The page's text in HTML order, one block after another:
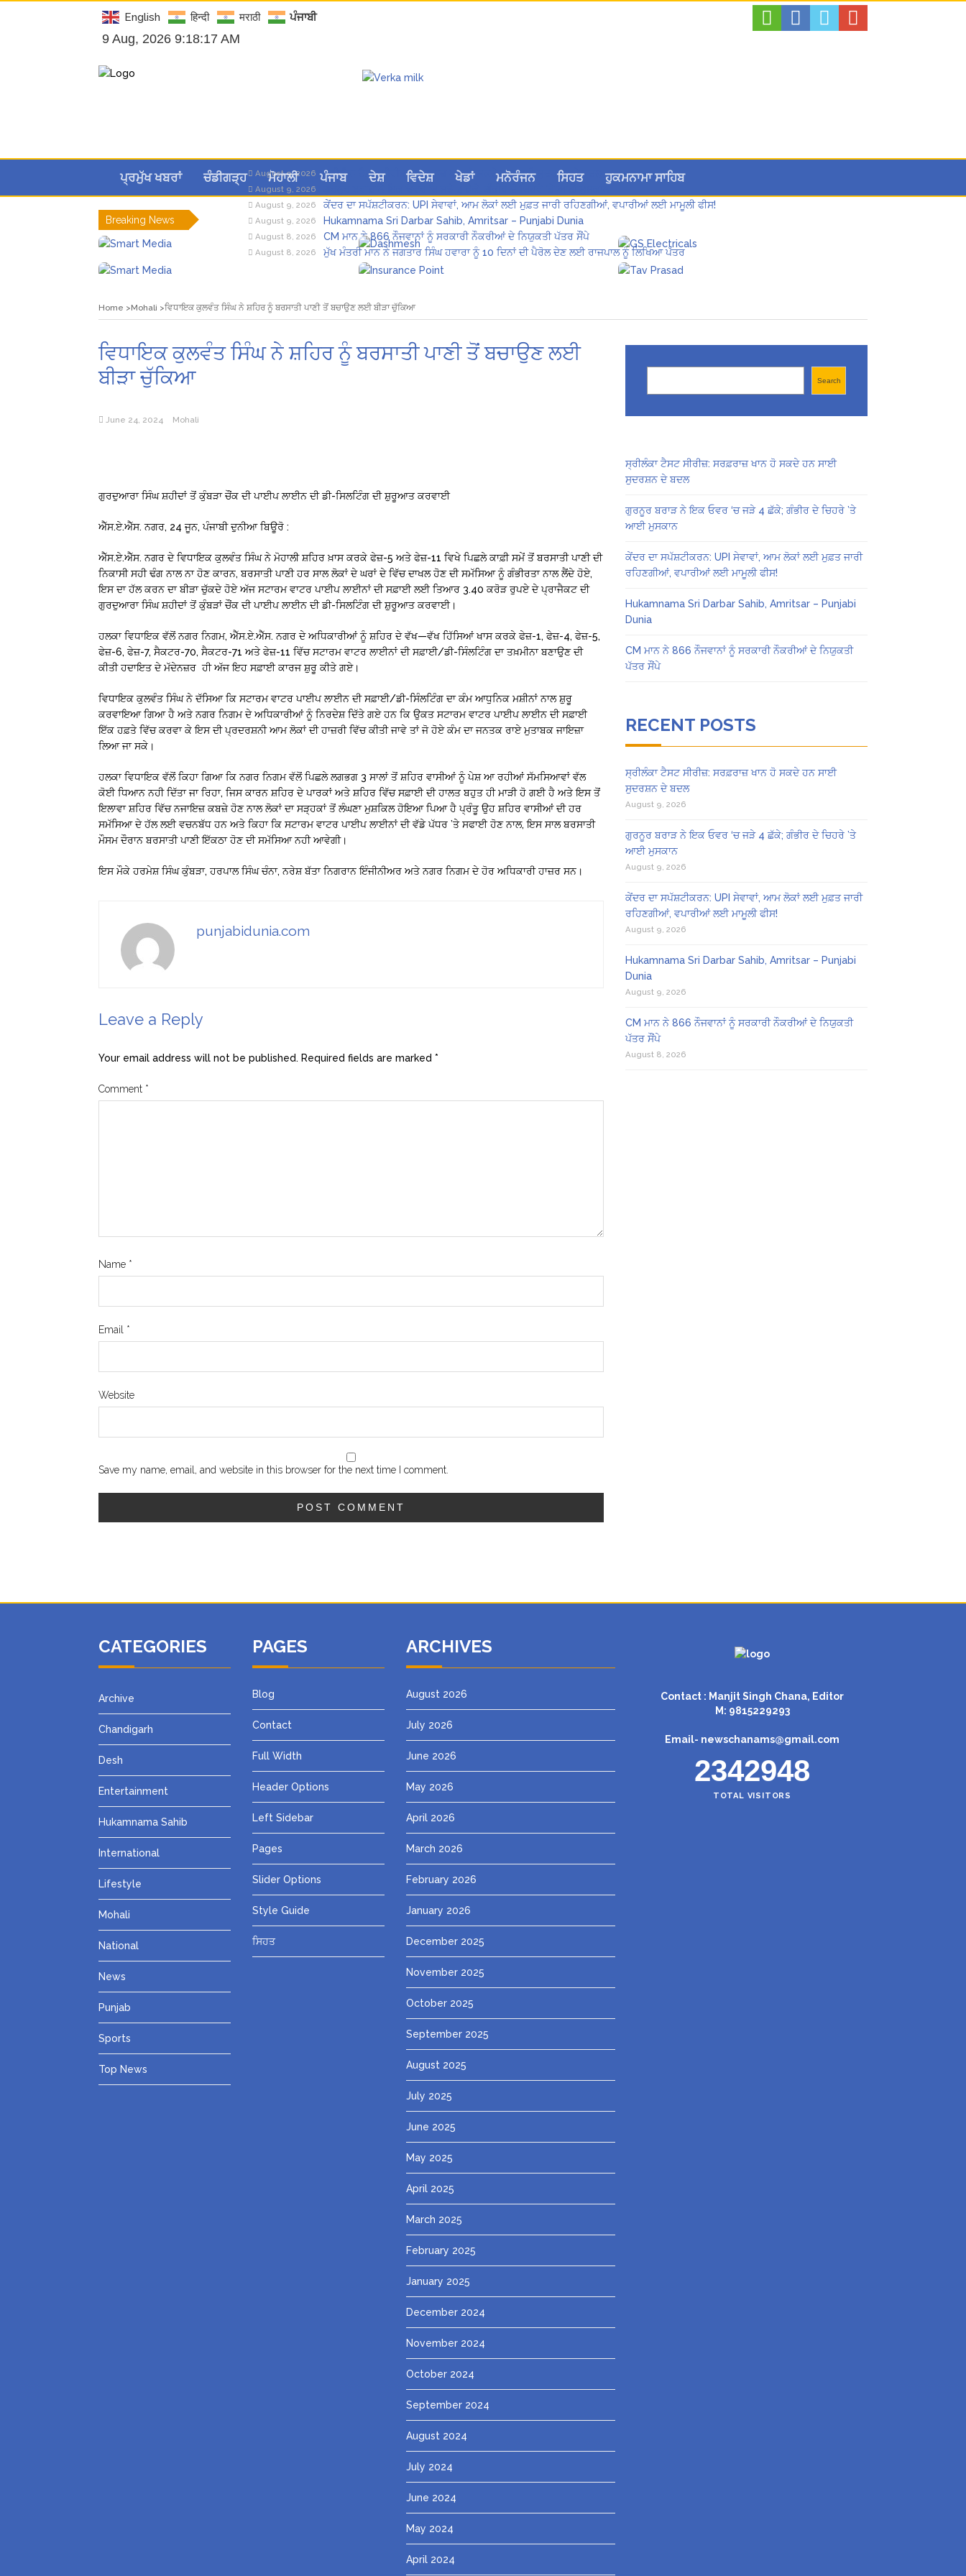
English हिन्दी मराठी ਪੰਜਾਬੀ
9 Aug, 2026 9:18:18 AM
ਪ੍ਰਮੁੱਖ ਖਬਰਾਂ ਚੰਡੀਗੜ੍ਹ ਮੋਹਾਲੀ ਪੰਜਾਬ ਦੇਸ਼ ਵਿਦੇਸ਼ ਖੇਡਾਂ ਮਨੋਰੰਜਨ ਸਿਹਤ ਹੁਕਮਨਾਮਾ ਸਾਹਿਬ
Breaking News
August 9, 2026 ਸ੍ਰੀਲੰਕਾ ਟੈਸਟ ਸੀਰੀਜ਼: ਸਰਫ਼ਰਾਜ਼ ਖਾਨ ਹੋ ਸਕਦੇ ਹਨ ਸਾਈ ਸੁਦਰਸ਼ਨ ਦੇ ਬਦਲ
August 9, 2026
August 9, 2026 ਕੇਂਦਰ ਦਾ ਸਪੱਸ਼ਟੀਕਰਨ: UPI ਸੇਵਾਵਾਂ, ਆਮ ਲੋਕਾਂ ਲਈ ਮੁਫ਼ਤ ਜਾਰੀ ਰਹਿਣਗੀਆਂ, ਵਪਾਰੀਆਂ ਲਈ ਮਾਮੂਲੀ ਫੀਸ!
August 9, 2026 Hukamnama Sri Darbar Sahib, Amritsar – Punjabi Dunia
August 8, 2026 CM ਮਾਨ ਨੇ 866 ਨੌਜਵਾਨਾਂ ਨੂੰ ਸਰਕਾਰੀ ਨੌਕਰੀਆਂ ਦੇ ਨਿਯੁਕਤੀ ਪੱਤਰ ਸੌਂਪੇ
August 8, 2026 ਮੁੱਖ ਮੰਤਰੀ ਮਾਨ ਨੇ ਜਗਤਾਰ ਸਿੰਘ ਹਵਾਰਾ ਨੂੰ 10 ਦਿਨਾਂ ਦੀ ਪੈਰੋਲ ਦੇਣ ਲਈ ਰਾਜਪਾਲ ਨੂੰ ਲਿਖਿਆ ਪੱਤਰ
Home Mohali ਵਿਧਾਇਕ ਕੁਲਵੰਤ ਸਿੰਘ ਨੇ ਸ਼ਹਿਰ ਨੂੰ ਬਰਸਾਤੀ ਪਾਣੀ ਤੋਂ ਬਚਾਉਣ ਲਈ ਬੀੜਾ ਚੁੱਕਿਆ
ਵਿਧਾਇਕ ਕੁਲਵੰਤ ਸਿੰਘ ਨੇ ਸ਼ਹਿਰ ਨੂੰ ਬਰਸਾਤੀ ਪਾਣੀ ਤੋਂ ਬਚਾਉਣ ਲਈ
ਬੀੜਾ ਚੁੱਕਿਆ
June 24, 2024 Mohali
ਗੁਰਦੁਆਰਾ ਸਿੰਘ ਸ਼ਹੀਦਾਂ ਤੋਂ ਕੁੰਬੜਾ ਚੌਂਕ ਦੀ ਪਾਈਪ ਲਾਈਨ ਦੀ ਡੀ-ਸਿਲਟਿੰਗ ਦੀ ਸ਼ੁਰੂਆਤ ਕਰਵਾਈ
ਐੱਸ.ਏ.ਐੱਸ. ਨਗਰ, 24 ਜੂਨ, ਪੰਜਾਬੀ ਦੁਨੀਆ ਬਿਊਰੋ :
ਐੱਸ.ਏ.ਐੱਸ. ਨਗਰ ਦੇ ਵਿਧਾਇਕ ਕੁਲਵੰਤ ਸਿੰਘ ਨੇ ਮੋਹਾਲੀ ਸ਼ਹਿਰ ਖ਼ਾਸ ਕਰਕੇ ਫੇਜ਼-5 ਅਤੇ ਫੇਜ਼-11 ਵਿਖੇ ਪਿਛਲੇ ਕਾਫ਼ੀ ਸਮੇਂ ਤੋਂ ਬਰਸਾਤੀ ਪਾਣੀ ਦੀ
ਨਿਕਾਸੀ ਸਹੀ ਢੰਗ ਨਾਲ ਨਾ ਹੋਣ ਕਾਰਨ, ਬਰਸਾਤੀ ਪਾਣੀ ਹਰ ਸਾਲ ਲੋਕਾਂ ਦੇ ਘਰਾਂ ਦੇ ਵਿੱਚ ਦਾਖਲ ਹੋਣ ਦੀ ਸਮੱਸਿਆ ਨੂੰ ਗੰਭੀਰਤਾ ਨਾਲ ਲੈਂਦੇ ਹੋਏ,
ਇਸ ਦਾ ਹੱਲ ਕਰਨ ਦਾ ਬੀੜਾ ਚੁੱਕਦੇ ਹੋਏ ਅੱਜ ਸਟਾਰਮ ਵਾਟਰ ਪਾਈਪ ਲਾਈਨਾਂ ਦੀ ਸਫ਼ਾਈ ਲਈ ਤਿਆਰ 3.40 ਕਰੋੜ ਰੁਪਏ ਦੇ ਪ੍ਰਾਜੈਕਟ ਦੀ
ਗੁਰਦੁਆਰਾ ਸਿੰਘ ਸ਼ਹੀਦਾਂ ਤੋਂ ਕੁੰਬੜਾਂ ਚੌਂਕ ਦੀ ਪਾਈਪ ਲਾਈਨ ਦੀ ਡੀ-ਸਿਲਟਿੰਗ ਦੀ ਸ਼ੁਰੂਆਤ ਕਰਵਾਈ।
ਹਲਕਾ ਵਿਧਾਇਕ ਵੱਲੋਂ ਨਗਰ ਨਿਗਮ, ਐੱਸ.ਏ.ਐੱਸ. ਨਗਰ ਦੇ ਅਧਿਕਾਰੀਆਂ ਨੂੰ ਸ਼ਹਿਰ ਦੇ ਵੱਖ—ਵੱਖ ਹਿੱਸਿਆਂ ਖਾਸ ਕਰਕੇ ਫੇਜ਼-1, ਫੇਜ਼-4, ਫੇਜ਼-5,
ਫੇਜ਼-6, ਫੇਜ਼-7, ਸੈਕਟਰ-70, ਸੈਕਟਰ-71 ਅਤੇ ਫੇਜ਼-11 ਵਿੱਚ ਸਟਾਰਮ ਵਾਟਰ ਲਾਈਨਾਂ ਦੀ ਸਫ਼ਾਈ/ਡੀ-ਸਿੰਲਟਿੰਗ ਦਾ ਤਖ਼ਮੀਨਾ ਬਣਾਉਣ ਦੀ
ਕੀਤੀ ਹਦਾਇਤ ਦੇ ਮੱਦੇਨਜ਼ਰ ਹੀ ਅੱਜ ਇਹ ਸਫ਼ਾਈ ਕਾਰਜ ਸ਼ੁਰੂ ਕੀਤੇ ਗਏ।
ਵਿਧਾਇਕ ਕੁਲਵੰਤ ਸਿੰਘ ਨੇ ਦੱਸਿਆ ਕਿ ਸਟਾਰਮ ਵਾਟਰ ਪਾਈਪ ਲਾਈਨ ਦੀ ਸਫ਼ਾਈ/ਡੀ-ਸਿੰਲਟਿੰਗ ਦਾ ਕੰਮ ਆਧੁਨਿਕ ਮਸ਼ੀਨਾਂ ਨਾਲ ਸ਼ੁਰੂ
ਕਰਵਾਇਆ ਗਿਆ ਹੈ ਅਤੇ ਨਗਰ ਨਿਗਮ ਦੇ ਅਧਿਕਾਰੀਆਂ ਨੂੰ ਨਿਰਦੇਸ਼ ਦਿੱਤੇ ਗਏ ਹਨ ਕਿ ਉਕਤ ਸਟਾਰਮ ਵਾਟਰ ਪਾਈਪ ਲਾਈਨ ਦੀ ਸਫ਼ਾਈ
ਇੱਕ ਹਫ਼ਤੇ ਵਿੱਚ ਕਰਵਾ ਕੇ ਇਸ ਦੀ ਪ੍ਰਦਰਸ਼ਨੀ ਆਮ ਲੋਕਾਂ ਦੀ ਹਾਜ਼ਰੀ ਵਿੱਚ ਕੀਤੀ ਜਾਵੇ ਤਾਂ ਜੋ ਹੋਏ ਕੰਮ ਦਾ ਜਨਤਕ ਰਾਏ ਮੁਤਾਬਕ ਜਾਇਜ਼ਾ
ਲਿਆ ਜਾ ਸਕੇ।
ਹਲਕਾ ਵਿਧਾਇਕ ਵੱਲੋਂ ਕਿਹਾ ਗਿਆ ਕਿ ਨਗਰ ਨਿਗਮ ਵੱਲੋਂ ਪਿਛਲੇ ਲਗਭਗ 3 ਸਾਲਾਂ ਤੋਂ ਸ਼ਹਿਰ ਵਾਸੀਆਂ ਨੂੰ ਪੇਸ਼ ਆ ਰਹੀਆਂ ਸੱਮਸਿਆਵਾਂ ਵੱਲ
ਕੋਈ ਧਿਆਨ ਨਹੀ ਦਿੱਤਾ ਜਾ ਰਿਹਾ, ਜਿਸ ਕਾਰਨ ਸ਼ਹਿਰ ਦੇ ਪਾਰਕਾਂ ਅਤੇ ਸ਼ਹਿਰ ਵਿੱਚ ਸਫ਼ਾਈ ਦੀ ਹਾਲਤ ਬਹੁਤ ਹੀ ਮਾੜੀ ਹੋ ਗਈ ਹੈ ਅਤੇ ਇਸ ਤੋਂ
ਇਲਾਵਾ ਸ਼ਹਿਰ ਵਿੱਚ ਨਜਾਇਜ਼ ਕਬਜ਼ੇ ਹੋਣ ਨਾਲ ਲੋਕਾਂ ਦਾ ਸੜ੍ਹਕਾਂ ਤੋਂ ਲੰਘਣਾ ਮੁਸ਼ਕਿਲ ਹੋਇਆ ਪਿਆ ਹੈ ਪ੍ਰੰਤੂ ਉਹ ਸ਼ਹਿਰ ਵਾਸੀਆਂ ਦੀ ਹਰ
ਸਮੱਸਿਆ ਦੇ ਹੱਲ ਲਈ ਵਚਨਬੱਧ ਹਨ ਅਤੇ ਕਿਹਾ ਕਿ ਸਟਾਰਮ ਵਾਟਰ ਪਾਈਪ ਲਾਈਨਾਂ ਦੀ ਵੱਡੇ ਪੱਧਰ ’ਤੇ ਸਫਾਈ ਹੋਣ ਨਾਲ, ਇਸ ਸਾਲ ਬਰਸਾਤੀ
ਮੌਸਮ ਦੌਰਾਨ ਬਰਸਾਤੀ ਪਾਣੀ ਇੱਕਠਾ ਹੋਣ ਦੀ ਸਮੱਸਿਆ ਨਹੀ ਆਵੇਗੀ।
ਇਸ ਮੌਕੇ ਹਰਮੇਸ਼ ਸਿੰਘ ਕੁੰਬੜਾ, ਹਰਪਾਲ ਸਿੰਘ ਚੰਨਾ, ਨਰੇਸ਼ ਬੱਤਾ ਨਿਗਰਾਨ ਇੰਜੀਨੀਅਰ ਅਤੇ ਨਗਰ ਨਿਗਮ ਦੇ ਹੋਰ ਅਧਿਕਾਰੀ ਹਾਜ਼ਰ ਸਨ।
punjabidunia.com
Leave a Reply
Your email address will not be published. Required fields are marked *
Comment *
Name *
Email *
Website
Save my name, email, and website in this browser for the next time I comment.
Search
ਸ੍ਰੀਲੰਕਾ ਟੈਸਟ ਸੀਰੀਜ਼: ਸਰਫ਼ਰਾਜ਼ ਖਾਨ ਹੋ ਸਕਦੇ ਹਨ ਸਾਈ
ਸੁਦਰਸ਼ਨ ਦੇ ਬਦਲ
ਗੁਰਨੂਰ ਬਰਾੜ ਨੇ ਇਕ ਓਵਰ ‘ਚ ਜੜੇ 4 ਛੱਕੇ; ਗੰਭੀਰ ਦੇ ਚਿਹਰੇ ’ਤੇ
ਆਈ ਮੁਸਕਾਨ
ਕੇਂਦਰ ਦਾ ਸਪੱਸ਼ਟੀਕਰਨ: UPI ਸੇਵਾਵਾਂ, ਆਮ ਲੋਕਾਂ ਲਈ ਮੁਫ਼ਤ ਜਾਰੀ
ਰਹਿਣਗੀਆਂ, ਵਪਾਰੀਆਂ ਲਈ ਮਾਮੂਲੀ ਫੀਸ!
Hukamnama Sri Darbar Sahib, Amritsar – Punjabi
Dunia
CM ਮਾਨ ਨੇ 866 ਨੌਜਵਾਨਾਂ ਨੂੰ ਸਰਕਾਰੀ ਨੌਕਰੀਆਂ ਦੇ ਨਿਯੁਕਤੀ
ਪੱਤਰ ਸੌਂਪੇ
RECENT POSTS
ਸ੍ਰੀਲੰਕਾ ਟੈਸਟ ਸੀਰੀਜ਼: ਸਰਫ਼ਰਾਜ਼ ਖਾਨ ਹੋ ਸਕਦੇ ਹਨ ਸਾਈ
ਸੁਦਰਸ਼ਨ ਦੇ ਬਦਲ
August 9, 2026
ਗੁਰਨੂਰ ਬਰਾੜ ਨੇ ਇਕ ਓਵਰ ‘ਚ ਜੜੇ 4 ਛੱਕੇ; ਗੰਭੀਰ ਦੇ ਚਿਹਰੇ ’ਤੇ
ਆਈ ਮੁਸਕਾਨ
August 9, 2026
ਕੇਂਦਰ ਦਾ ਸਪੱਸ਼ਟੀਕਰਨ: UPI ਸੇਵਾਵਾਂ, ਆਮ ਲੋਕਾਂ ਲਈ ਮੁਫ਼ਤ ਜਾਰੀ
ਰਹਿਣਗੀਆਂ, ਵਪਾਰੀਆਂ ਲਈ ਮਾਮੂਲੀ ਫੀਸ!
August 9, 2026
Hukamnama Sri Darbar Sahib, Amritsar – Punjabi
Dunia
August 9, 2026
CM ਮਾਨ ਨੇ 866 ਨੌਜਵਾਨਾਂ ਨੂੰ ਸਰਕਾਰੀ ਨੌਕਰੀਆਂ ਦੇ ਨਿਯੁਕਤੀ
ਪੱਤਰ ਸੌਂਪੇ
August 8, 2026
CATEGORIES
Archive
Chandigarh
Desh
Entertainment
Hukamnama Sahib
International
Lifestyle
Mohali
National
News
Punjab
Sports
Top News
PAGES
Blog
Contact
Full Width
Header Options
Left Sidebar
Pages
Slider Options
Style Guide
ਸਿਹਤ
ARCHIVES
August 2026
July 2026
June 2026
May 2026
April 2026
March 2026
February 2026
January 2026
December 2025
November 2025
October 2025
September 2025
August 2025
July 2025
June 2025
May 2025
April 2025
March 2025
February 2025
January 2025
December 2024
November 2024
October 2024
September 2024
August 2024
July 2024
June 2024
May 2024
April 2024
Contact : Manjit Singh Chana, Editor
M: 9815229293
Email- newschanams@gmail.com
2342948
TOTAL VISITORS